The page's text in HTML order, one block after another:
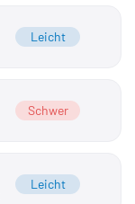
Leicht
Schwer
Leicht